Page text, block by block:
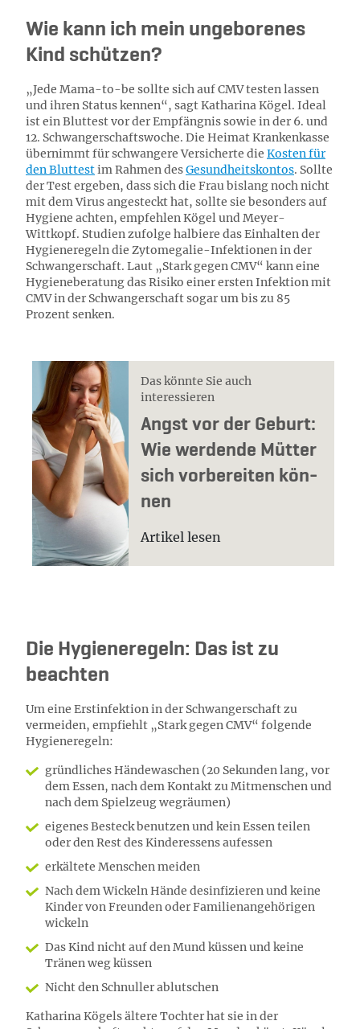
Wie kann ich mein ungeborenes
Kind schützen?
„Jede Mama-to-be sollte sich auf CMV testen lassen
und ihren Status kennen“, sagt Katharina Kögel. Ideal
ist ein Bluttest vor der Empfängnis sowie in der 6. und
12. Schwangerschaftswoche. Die Heimat Krankenkasse
übernimmt für schwangere Versicherte die Kosten für
den Bluttestim Rahmen desGesundheitskontos. Sollte
der Test ergeben, dass sich die Frau bislang noch nicht
mit dem Virus angesteckt hat, sollte sie besonders auf
Hygiene achten, empfehlen Kögel und Meyer-
Wittkopf. Studien zufolge halbiere das Einhalten der
Hygieneregeln die Zytomegalie-Infektionen in der
Schwangerschaft. Laut „Stark gegen CMV“ kann eine
Hygieneberatung das Risiko einer ersten Infektion mit
CMV in der Schwangerschaft sogar um bis zu 85
Prozent senken.
Das könnte Sie auch
interessieren
Angst vor der Ge­burt:
Wie wer­den­de Müt­ter
sich vor­be­rei­ten kön­
nen
Artikel lesen
Die Hygieneregeln: Das ist zu
beachten
Um eine Erstinfektion in der Schwangerschaft zu
vermeiden, empfiehlt „Stark gegen CMV“ folgende
Hygieneregeln:
gründliches Händewaschen (20 Sekunden lang, vor
dem Essen, nach dem Kontakt zu Mitmenschen und
nach dem Spielzeug wegräumen)
eigenes Besteck benutzen und kein Essen teilen
oder den Rest des Kinderessens aufessen
erkältete Menschen meiden
Nach dem Wickeln Hände desinfizieren und keine
Kinder von Freunden oder Familienangehörigen
wickeln
Das Kind nicht auf den Mund küssen und keine
Tränen weg küssen
Nicht den Schnuller ablutschen
Katharina Kögels ältere Tochter hat sie in der